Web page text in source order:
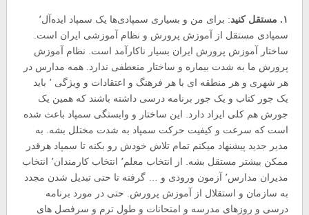
۱. مستقل کنید
: برای من و بسیاری سمپادی‌ها یک سمپاد ایده‌آل٬
سمپادی مستقل از آموزش پرورش و نظام آموزشی ایران است.
ساختار آموزش پرورش ایران بسیار ناکارآمد است. نظام آموزش
پرورش ما به شدت بیماره و ساختار منعطفی ندارد. همه مدارس در
هر شهری و هر منطقه ای با هر فرهنگ و اعتقادات و ویژگی ٬ باید
یک جور کتاب و یک جور برنامه درسی داشته باشند که همین یک
جورش هم کلی ایراد دارد. این ساختار و وابستگی سمپاد باعث شده
است که سرعت و کیفیت حرکت سمپاد به شدت مختلل بشه. به
مدیر جدید پیشنهاد میکنم تمام تلاش خودش رو بکنه تا سمپاد هرقدر
ممکن بیشتر مستقل بشه. از انتخاب معلم٬ انتخاب کارمندان٬ انتخاب
مدیران مدارس٬ آزمون ورودی و … گرفته تا حتی تبدیل شدن مجدد
به سازمان و استقلال از آموزش پرورش. حتی در مورد برنامه
درسی و روزهای مدرسه و امتحانات و طول ترم و سرفصل های